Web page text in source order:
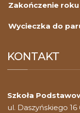
Zakończenie
Wycieczka do
KONTAKT
Szkoła
ul. Daszyńskiego